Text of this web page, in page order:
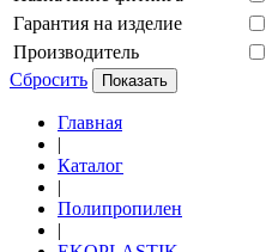
Гарантия на изделие
Производитель
Сбросить
Показать
Главная
|
Каталог
|
Полипропилен
|